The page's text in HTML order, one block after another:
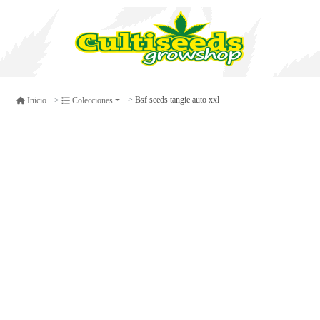
Inicio Colecciones Bsf seeds tangie auto xxl